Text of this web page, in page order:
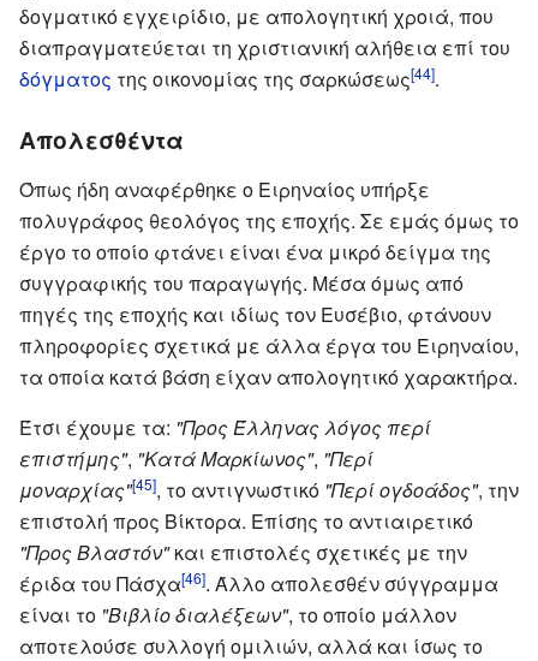
δογματικό εγχειρίδιο, με απολογητική χροιά, που
διαπραγματεύεται τη χριστιανική αλήθεια επί του
δόγματος της οικονομίας της σαρκώσεως[44].
Απολεσθέντα
Όπως ήδη αναφέρθηκε ο Ειρηναίος υπήρξε
πολυγράφος θεολόγος της εποχής. Σε εμάς όμως το
έργο το οποίο φτάνει είναι ένα μικρό δείγμα της
συγγραφικής του παραγωγής. Μέσα όμως από
πηγές της εποχής και ιδίως τον Ευσέβιο, φτάνουν
πληροφορίες σχετικά με άλλα έργα του Ειρηναίου,
τα οποία κατά βάση είχαν απολογητικό χαρακτήρα.
Έτσι έχουμε τα: "Προς Έλληνας λόγος περί
επιστήμης", "Κατά Μαρκίωνος", "Περί
μοναρχίας"[45], το αντιγνωστικό "Περί ογδοάδος", την
επιστολή προς Βίκτορα. Επίσης το αντιαιρετικό
"Προς Βλαστόν"και επιστολές σχετικές με την
έριδα του Πάσχα[46]. Άλλο απολεσθέν σύγγραμμα
είναι το "Βιβλίο διαλέξεων", το οποίο μάλλον
αποτελούσε συλλογή ομιλιών, αλλά και ίσως το